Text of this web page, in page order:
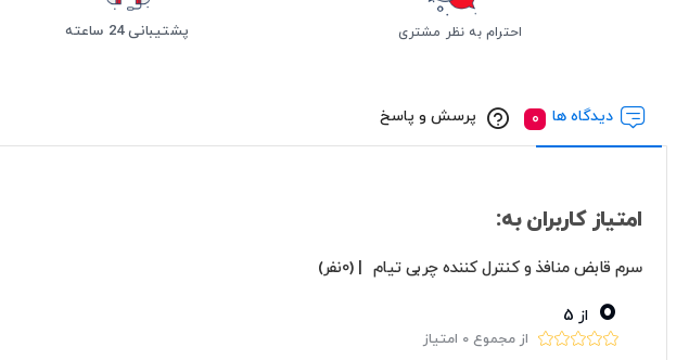
احترام به نظر مشتری پشتیبانی 24 ساعته
دیدگاه ها پرسش و پاسخ
امتیاز کاربران به:
سرم قابض منافذ و کنترل کننده چربی تیام | (0نفر)
0 از 5
از مجموع 0 امتیاز